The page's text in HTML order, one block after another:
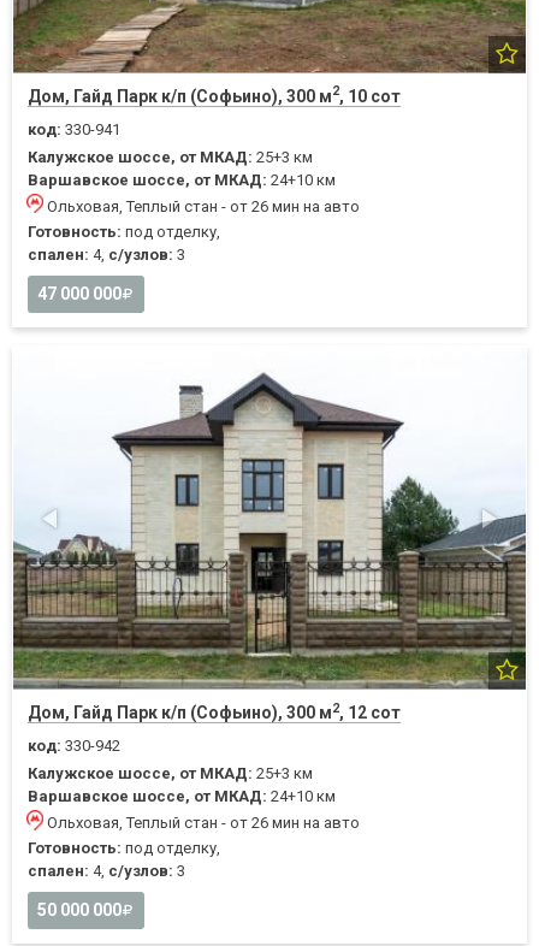
Дом, Гайд Парк к/п (Софьино), 300 м2, 10 сот
код: 330-941
Калужское шоссе, от МКАД: 25+3 км
Варшавское шоссе, от МКАД: 24+10 км
Ольховая, Теплый стан - от 26 мин на авто
Готовность: под отделку,
спален: 4, с/узлов: 3
47 000 000
Дом, Гайд Парк к/п (Софьино), 300 м2, 12 сот
код: 330-942
Калужское шоссе, от МКАД: 25+3 км
Варшавское шоссе, от МКАД: 24+10 км
Ольховая, Теплый стан - от 26 мин на авто
Готовность: под отделку,
спален: 4, с/узлов: 3
50 000 000